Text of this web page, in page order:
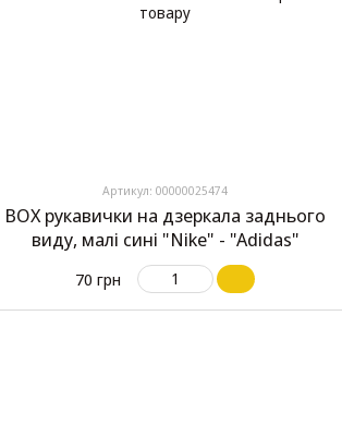
Артикул: 00000025474
BOX рукавички на дзеркала заднього
виду, малі сині "Nike" - "Adidas"
70 грн